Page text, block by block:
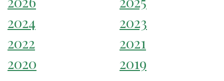
2024
2023
2022
2021
2020
2019